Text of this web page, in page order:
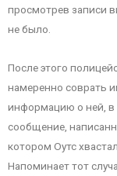
просмотрев записи
не было.
После этого
намеренно соврать
информацию о ней, в
сообщение,
котором Оутс
Напоминает тот